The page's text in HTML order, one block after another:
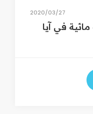
27‏/03‏/2020
في آيا